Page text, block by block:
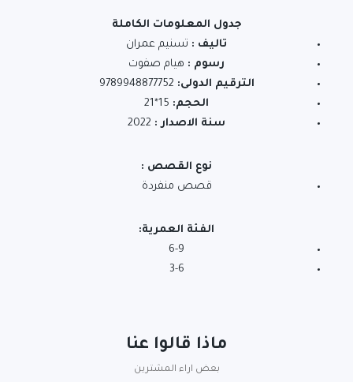
جدول المعلومات الكاملة
تاليف : تسنيم عمران
رسوم : هيام صفوت
الترقيم الدولى: 9789948877752
الحجم:
سنة الاصدار :
نوع القصص :
قصص منفردة
الفئة العمرية:
6-9
3-6
ماذا قالوا عنا
بعض اراء المشترين